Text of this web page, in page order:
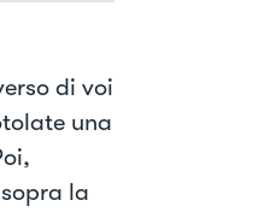
di voi
una
la